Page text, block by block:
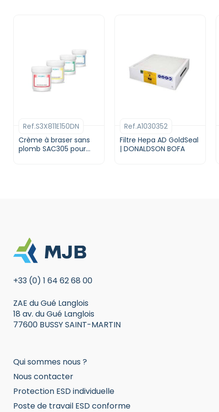
Crème à braser sans
plomb SAC305 pour
Ref.S3X811E150DN
Filtre Hepa AD GoldSeal
| DONALDSON BOFA
Ref.A1030352
+33 (0) 1 64 62 68 00
ZAE du Gué Langlois
18 av. du Gué Langlois
77600 BUSSY SAINT-MARTIN
Qui sommes nous ?
Nous contacter
Protection ESD individuelle
Poste de travail ESD conforme